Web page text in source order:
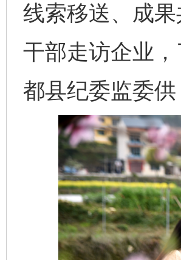
线索移送、成
干部走访企业
都县纪委监委